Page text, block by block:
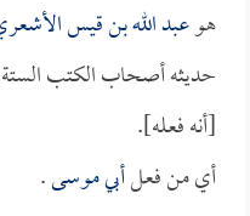
هوعبد الله بن قيس
حديثه أصحاب الكتب
[أنه فعله].
أي من فعلأبي موسى.